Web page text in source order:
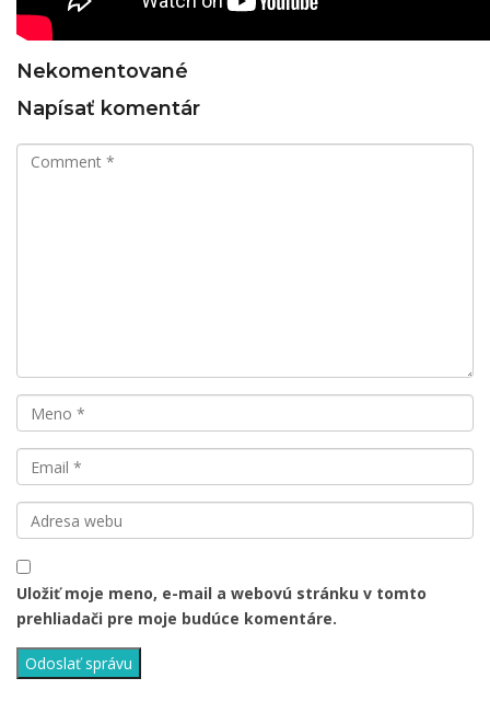
Nekomentované
Napísať komentár
Uložiť moje meno, e-mail a webovú stránku v tomto
prehliadači pre moje budúce komentáre.